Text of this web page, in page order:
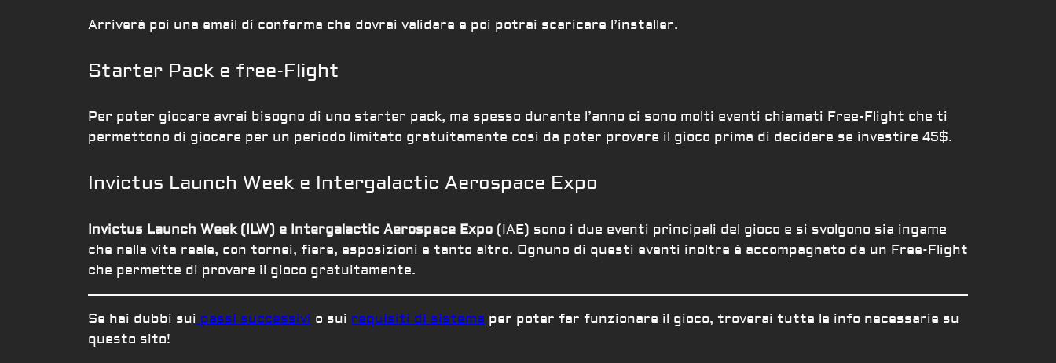
Arriverá poi una email di conferma che dovrai validare e poi potrai scaricare l’installer.
Starter Pack e free-Flight
Per poter giocare avrai bisogno di uno starter pack, ma spesso durante l’anno ci sono molti eventi chiamati Free-Flight che ti
permettono di giocare per un periodo limitato gratuitamente cosí da poter provare il gioco prima di decidere se investire 45$.
Invictus Launch Week e Intergalactic Aerospace Expo
Invictus Launch Week (ILW) e Intergalactic Aerospace Expo (IAE) sono i due eventi principali del gioco e si svolgono sia ingame
che nella vita reale, con tornei, fiere, esposizioni e tanto altro. Ognuno di questi eventi inoltre é accompagnato da un Free-Flight
che permette di provare il gioco gratuitamente.
Se hai dubbi sui passi successivi o sui requisiti di sistema per poter far funzionare il gioco, troverai tutte le info necessarie su
questo sito!